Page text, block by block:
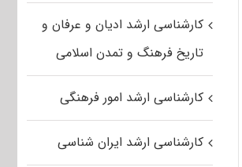
کارشناسی ارشد ادیان و عرفان و
تاریخ فرهنگ و تمدن اسلامی
کارشناسی ارشد امور فرهنگی
کارشناسی ارشد ایران شناسی